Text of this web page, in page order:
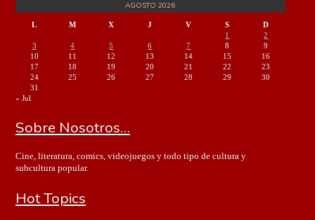
AGOSTO 2026
L M X J V S
D
1
2
3
4 5 6 7 8
9
10
11 12 13 14 15
16
17
18 19 20 21 22
23
24
25 26 27 28 29
30
31
« Jul
Sobre Nosotros…
Cine, literatura, comics, videojuegos y todo tipo de cultura y
subcultura popular.
Hot Topics